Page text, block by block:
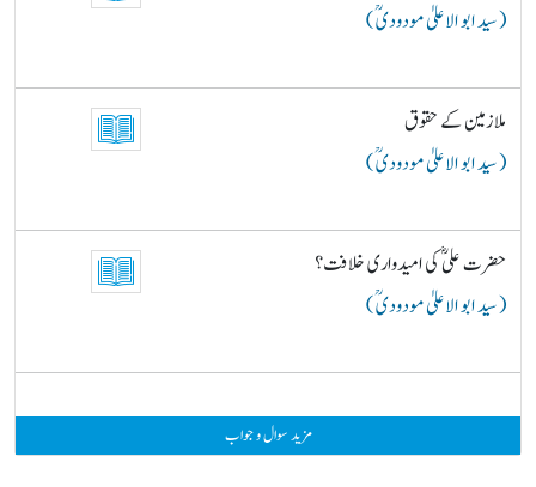
( سید ابو الاعلیٰ مودودیؒ )
ملازمین کے حقوق
( سید ابو الاعلیٰ مودودیؒ )
حضرت علیؓ کی امیدواری خلافت؟
( سید ابو الاعلیٰ مودودیؒ )
مزید سوال و جواب